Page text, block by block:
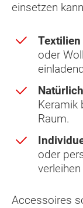
einsetzen
oder
Keramik
Raum.
oder
Accessoires